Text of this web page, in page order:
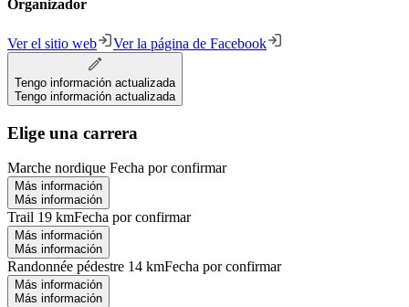
Organizador
Ver el sitio web Ver la página de Facebook
Tengo información actualizada
Tengo información actualizada
Elige una carrera
Marche nordique Fecha por confirmar
Más información
Más información
Trail 19 kmFecha por confirmar
Más información
Más información
Randonnée pédestre 14 kmFecha por confirmar
Más información
Más información